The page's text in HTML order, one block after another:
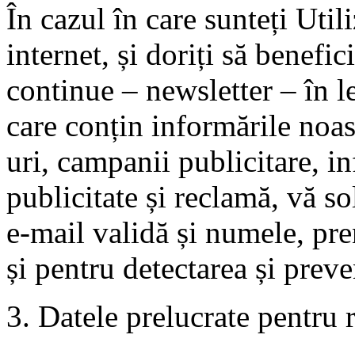
În cazul în care sunteți
internet, și doriți să
continue – newsletter – în
care conțin informările
uri, campanii publicitare,
publicitate și reclamă, vă
e-mail validă și numele,
și pentru detectarea și
3. Datele prelucrate pentru